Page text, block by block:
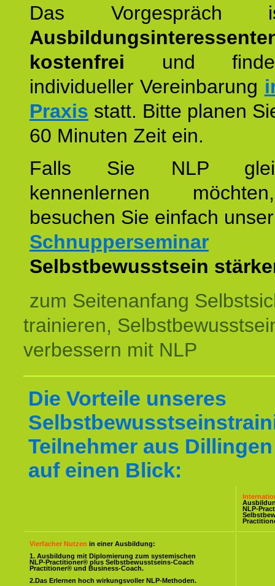
Das
kostenfrei und
individueller Vereinbarung
Praxis statt. Bitte planen
60 Minuten Zeit ein.
Falls Sie NLP
kennenlernen
besuchen Sie einfach unser
Schnupperseminar
Selbstbewusstsein
zum Seitenanfang
trainieren,
verbessern mit NLP
Die Vorteile unseres
Teilnehmer aus Dillingen
auf einen Blick:
NLP-
Vierfacher Nutzen in einer Ausbildung:
1. Ausbildung mit Diplomierung zum systemischen
NLP-Practitioner® plus Selbstbewusstseins-Coach
Practitioner® und Business-Coach.
2.Das Erlernen hoch wirkungsvoller NLP-Methoden.